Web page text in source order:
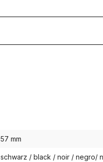
57 mm
schwarz / black / noir / negro/